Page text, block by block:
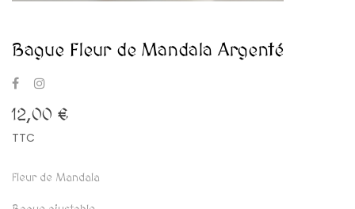
Bague Fleur de Mandala Argenté
12,00 €
TTC
Fleur de Mandala